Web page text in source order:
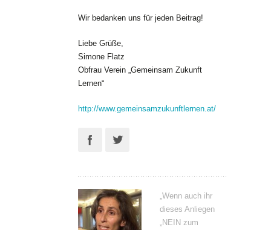
Wir bedanken uns für jeden Beitrag!
Liebe Grüße,
Simone Flatz
Obfrau Verein „Gemeinsam Zukunft
Lernen“
http://www.gemeinsamzukunftlernen.at/
„Wenn auch ihr
dieses Anliegen
„NEIN zum